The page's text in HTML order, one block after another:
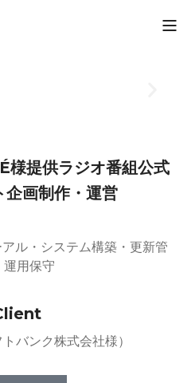
様提供ラジオ番組公式
画制作・運営
ル・システム構築・更新管
運用保守
バンク株式会社様）